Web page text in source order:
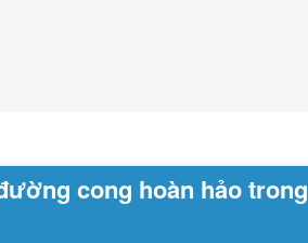
cong hoàn hảo trong